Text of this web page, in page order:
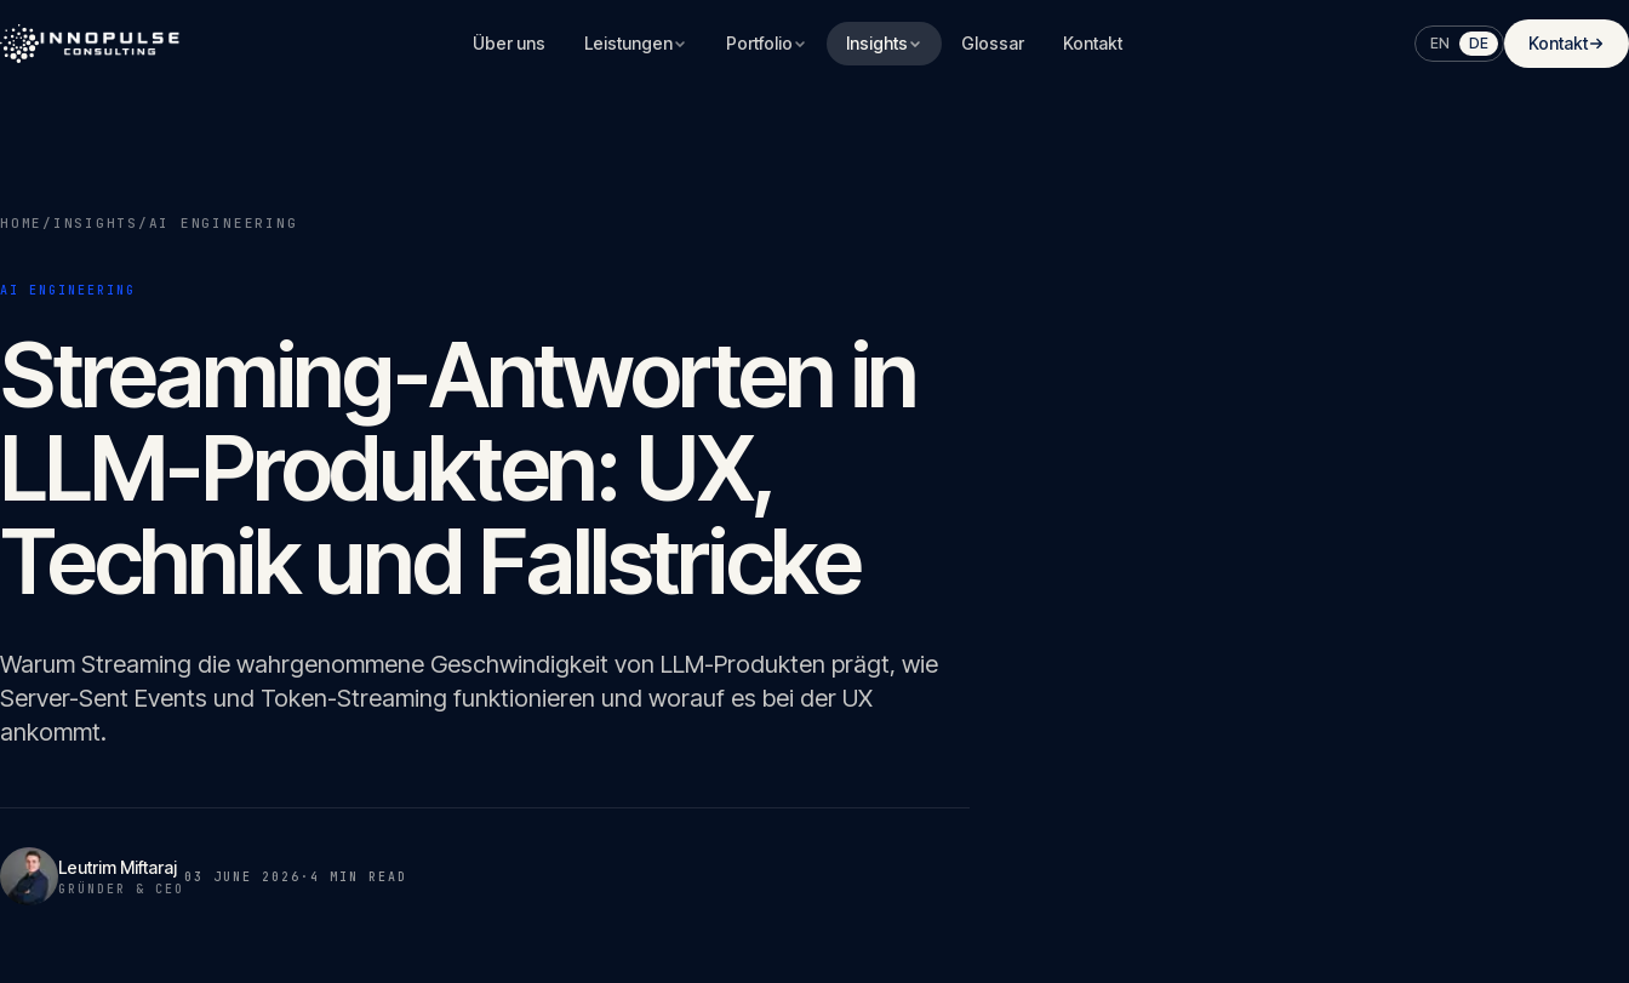
Über uns Leistungen Portfolio Insights Glossar Kontakt EN DE Kontakt
HOME / INSIGHTS / AI ENGINEERING
AI ENGINEERING
Streaming-Antworten in
LLM-Produkten: UX,
Technik und Fallstricke
Warum Streaming die wahrgenommene Geschwindigkeit von LLM-Produkten prägt, wie
Server-Sent Events und Token-Streaming funktionieren und worauf es bei der UX
ankommt.
Leutrim Miftaraj
GRÜNDER & CEO
03 JUNE 2026 · 4 MIN READ